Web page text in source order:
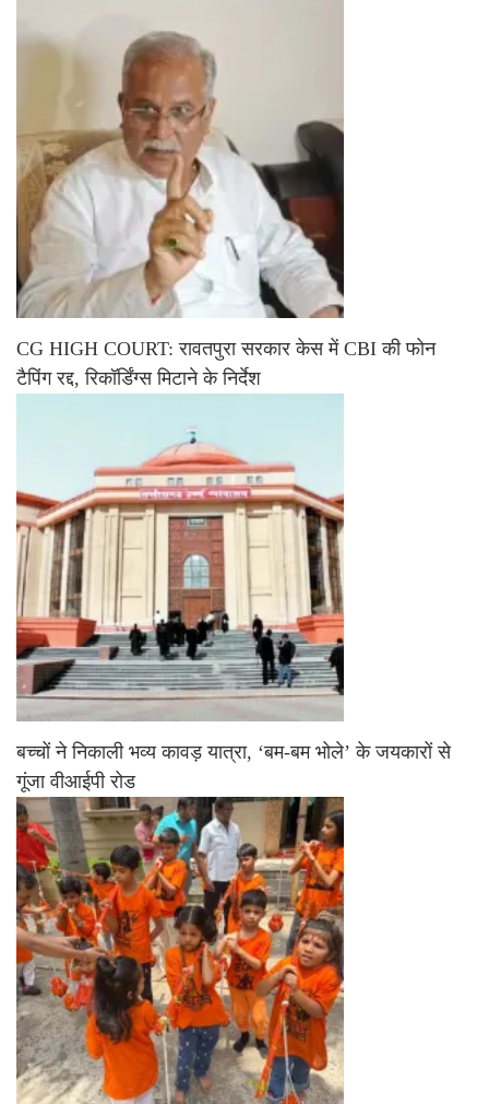
CG HIGH COURT: रावतपुरा सरकार केस में CBI की फोन
टैपिंग रद्द, रिकॉर्डिंग्स मिटाने के निर्देश
बच्चों ने निकाली भव्य कावड़ यात्रा, ‘बम-बम भोले’ के जयकारों से
गूंजा वीआईपी रोड